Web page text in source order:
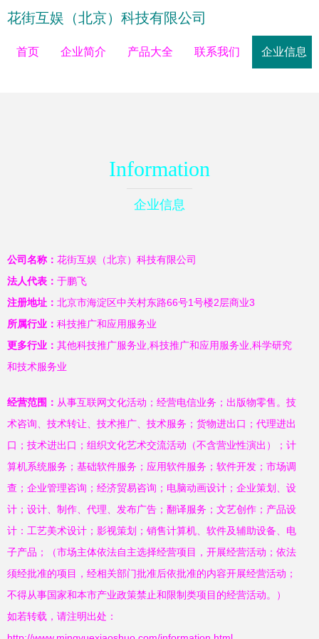
花街互娱（北京）科技有限公司
首页 企业简介 产品大全 联系我们 企业信息
Information
企业信息
公司名称： 花街互娱（北京）科技有限公司
法人代表： 于鹏飞
注册地址： 北京市海淀区中关村东路66号1号楼2层商业3
所属行业： 科技推广和应用服务业
更多行业： 其他科技推广服务业,科技推广和应用服务业,科学研究
和技术服务业
经营范围： 从事互联网文化活动；经营电信业务；出版物零售。技
术咨询、技术转让、技术推广、技术服务；货物进出口；代理进出
口；技术进出口；组织文化艺术交流活动（不含营业性演出）；计
算机系统服务；基础软件服务；应用软件服务；软件开发；市场调
查；企业管理咨询；经济贸易咨询；电脑动画设计；企业策划、设
计；设计、制作、代理、发布广告；翻译服务；文艺创作；产品设
计：工艺美术设计；影视策划；销售计算机、软件及辅助设备、电
子产品；（市场主体依法自主选择经营项目，开展经营活动；依法
须经批准的项目，经相关部门批准后依批准的内容开展经营活动；
不得从事国家和本市产业政策禁止和限制类项目的经营活动。）
如若转载，请注明出处：